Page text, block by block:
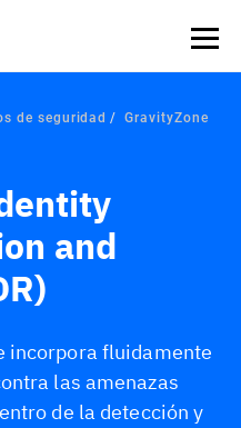
de seguridad
GravityZone
and
incorpora fluidamente
las amenazas
de la detección y